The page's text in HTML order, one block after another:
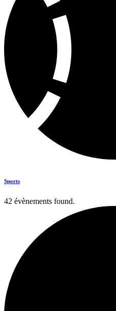
Sports
42 évènements found.